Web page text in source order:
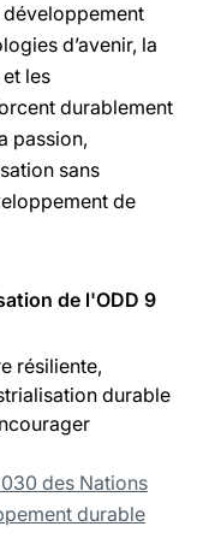
développement
d’avenir, la
les
durablement
passion,
sans
de
de l'ODD 9
résiliente,
durable
des Nations
durable